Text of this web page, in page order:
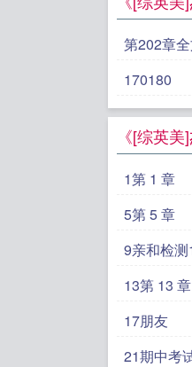
第202章
170180
《[综英
1第 1 章
5第 5 章
9亲和检测
13第 13 章
17朋友
21期中考